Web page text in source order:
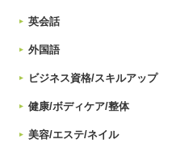
英会話
外国語
ビジネス資格/スキルアップ
健康/ボディケア/整体
美容/エステ/ネイル